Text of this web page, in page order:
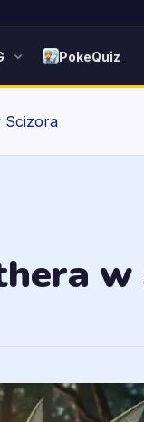
PokeQuiz
Scizora
w